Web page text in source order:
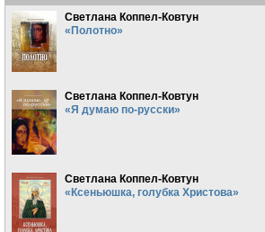
Светлана Коппел-Ковтун
«Полотно»
Светлана Коппел-Ковтун
«Я думаю по-русски»
Светлана Коппел-Ковтун
«Ксеньюшка, голубка Христова»